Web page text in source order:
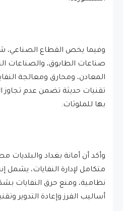
وفيما يخص القطاع الصناعي،
صناعات الطابوق، والصناعات
المعادن، ومحارق ومعالجة
تقنيات حديثة تضمن عدم تجاوز
بها للملوثات.
وأكد أن أمانة بغداد والبلديات
متكامل لإدارة النفايات،
نظامية، ومنع حرق النفايات
أساليب الفرز وإعادة التدوير